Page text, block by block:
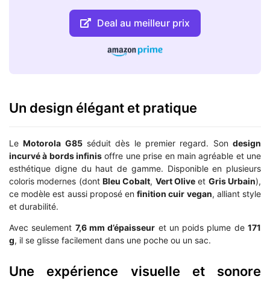
Deal au meilleur prix
Un design élégant et pratique
LeMotorola G85séduit dès le premier regard. Sondesign
incurvé à bords infinis offre une prise en main agréable et une
esthétique digne du haut de gamme. Disponible en plusieurs
coloris modernes (dont Bleu Cobalt, Vert Olive et Gris Urbain),
ce modèle est aussi proposé enfinition cuir vegan, alliant style
et durabilité.
Avec seulement 7,6 mm d’épaisseur et un poids plume de171
g, il se glisse facilement dans une poche ou un sac.
Une expérience visuelle et sonore